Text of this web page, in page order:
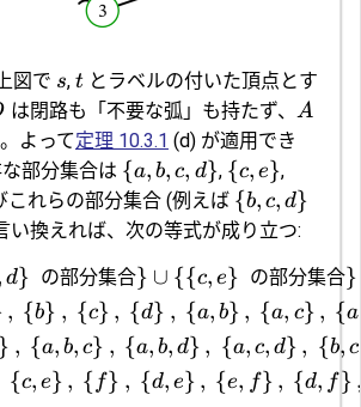
図で s, t とラベルの付いた頂点とす
は閉路も「不要な弧」も持たず、 A
よって定理 10.3.1 (d) が適用でき
部分集合は {a, b, c, d}, {c, e},
これらの部分集合 (例えば {b, c, d}
い換えれば、次の等式が成り立つ:
d} の部分集合} ∪ {{c, e} の部分集合}
, {b} , {c} , {d} , {a, b} , {a, c} , {a
} , {a, b, c} , {a, b, d} , {a, c, d} , {b, c
{c, e} , { f} , {d, e} , {e, f} , {d, f} ,